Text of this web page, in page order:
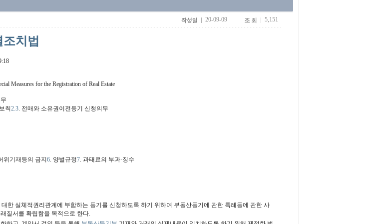
20-09-09 5,151
치법
Measures for the Registration of Real Estate
칙2.3. 전매와 소유권이전등기 신청의무
위기재등의 금지 6. 양벌규정7. 과태료의 부과·징수
한 실체적권리관계에 부합하는 등기를 신청하도록 하기 위하여 부동산등기에 관한 특례등에 관한 사
질서를 확립함을 목적으로 한다.